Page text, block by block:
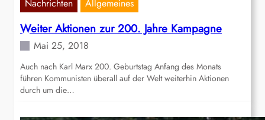
Nachrichten Allgemeines
Weiter Aktionen zur 200. Jahre Kampagne
Mai 25, 2018
Auch nach Karl Marx 200. Geburtstag Anfang des Monats
führen Kommunisten überall auf der Welt weiterhin Aktionen
durch um die…